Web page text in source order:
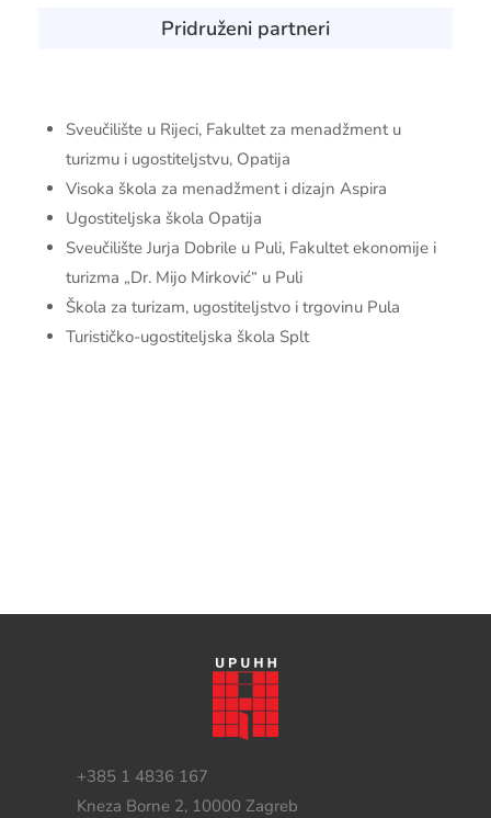
Pridruženi partneri
Sveučilište u Rijeci, Fakultet za menadžment u
turizmu i ugostiteljstvu, Opatija
Visoka škola za menadžment i dizajn Aspira
Ugostiteljska škola Opatija
Sveučilište Jurja Dobrile u Puli, Fakultet ekonomije i
turizma „Dr. Mijo Mirković“ u Puli
Škola za turizam, ugostiteljstvo i trgovinu Pula
Turističko-ugostiteljska škola Splt
+385 1 4836 167
Kneza Borne 2, 10000 Zagreb